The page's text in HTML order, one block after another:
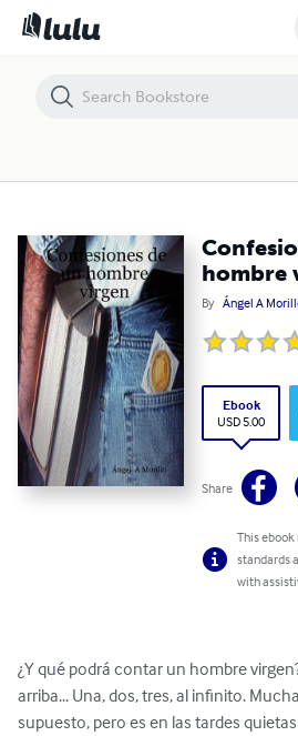
hombre
By Ángel A
Ebook
USD 5.00
Share
This
standards
with
¿Y qué podrá contar un hombre
arriba... Una, dos, tres, al infinito.
supuesto, pero es en las tardes
Confesiones de un hombre virgen